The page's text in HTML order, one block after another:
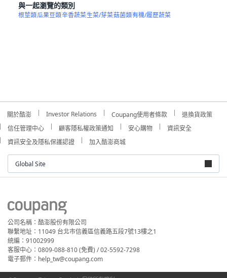
與一起瀏覽的類別
根莖類瓜果豆類辛香蔬菜生菜/芽菜菇菌類有機/履歷蔬菜
關於酷澎 Investor Relations Coupang使用者條款
退換貨政策
信任管理中心
顧客隱私權政策通知 安心購物
資訊安全
資訊安全及隱私保護認證
加入酷澎商城
Global Site
公司名稱：酷澎股份有限公司
聯繫地址：11049 台北市信義區信義路五段7號13樓之1
統編：91002999
客服中心：0809-088-810 (免費) / 02-5592-7298
電子郵件：help_tw@coupang.com